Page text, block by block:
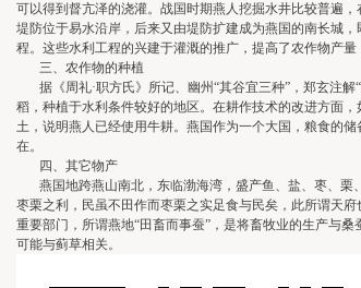
可以得到督亢泽的浇灌。战国时期燕人挖掘水井比较普遍
堤防位于易水沿岸，后来又由堤防扩建成为燕国的南长城
程。这些水利工程的兴建于灌溉的推广，提高了农作物产量
三、农作物的种植
据《周礼·职方氏》所记、幽州“其谷宜三种”，郑玄注解
稻，种植于水利条件较好的地区。在耕作技术的改进方面
土，说明燕人已经使用牛耕。燕国作为一个大国，粮食的
在。
四、其它物产
燕国地跨燕山南北，东临渤海湾，盛产鱼、盐、枣、栗
枣栗之利，民虽不田作而枣栗之实足食与民矣，此所谓天
重要部门，所谓燕地“田畜而事蚕”，是将畜牧业的生产与
可能与蓟草相关。